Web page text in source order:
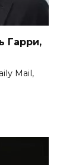
Гарри,
Mail,